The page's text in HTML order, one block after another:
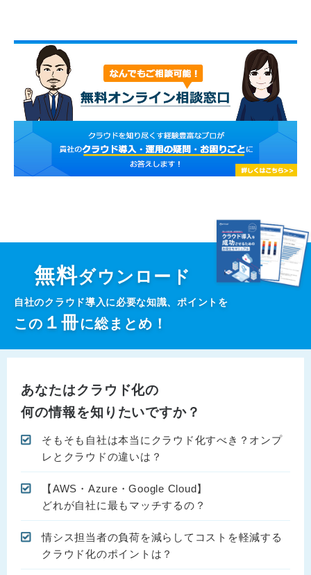
無料ダウンロード
自社のクラウド導入に必要な知識、ポイントを
この １冊に総まとめ！
あなたはクラウド化の
何の情報を知りたいですか？
そもそも自社は本当にクラウド化すべき？オンプ
レとクラウドの違いは？
【AWS・Azure・Google Cloud】
どれが自社に最もマッチするの？
情シス担当者の負荷を減らしてコストを軽減する
クラウド化のポイントは？